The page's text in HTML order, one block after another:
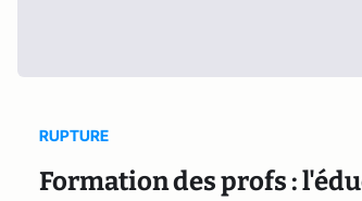
RUPTURE
Formation des profs :